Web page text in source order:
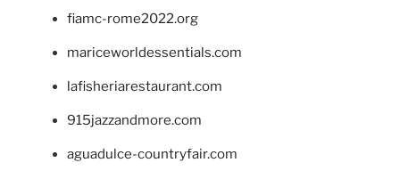
fiamc-rome2022.org
mariceworldessentials.com
lafisheriarestaurant.com
915jazzandmore.com
aguadulce-countryfair.com